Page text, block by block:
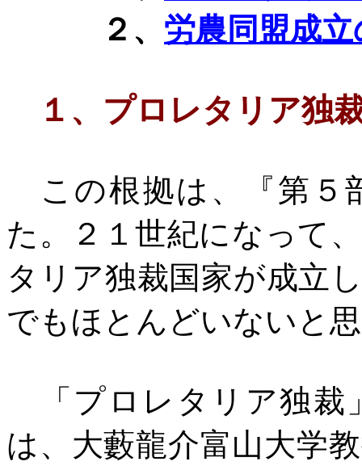
２、 労農同盟成
１、 プロレタリア独
この根拠は、『第５
た。２１世紀になって
タリア独裁国家が成立
でもほとんどいないと
「プロレタリア独裁
は、大藪龍介富山大学